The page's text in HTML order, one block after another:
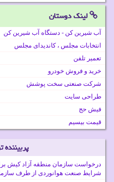
لینک دوستان
آب شیرین کن - دستگاه آب شیرین کن
انتخابات مجلس ، کاندیدای مجلس
تعمیر تلفن
خرید و فروش خودرو
شرکت صنعتی سخت پوشش
طراحی سایت
فیش حج
قیمت بیسیم
پربیننده
درخواست سازمان منطقه آزاد کیش
شرایط صنعت هوانوردی از طرف